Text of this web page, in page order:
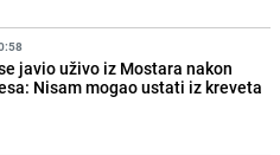
javio uživo iz Mostara nakon
Nisam mogao ustati iz kreveta